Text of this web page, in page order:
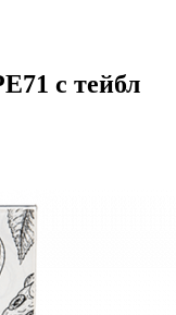
с тейбл